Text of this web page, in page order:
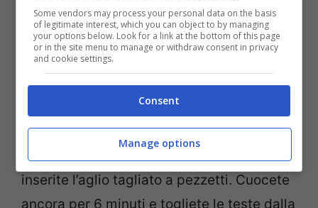
con un cucchiaio di legno, le teste per far
sì che esca tutto il loro succo. Sfumate con
il brandy ed appena evapora la parte
alcolica inserite i pomodorini ed un
mestolo di acqua di cottura.
Fate leggermente ritirare il sughetto ed
inserite l’aglio tagliato a pezzetti. Cuocete
ancora per 6 minuti e togliete le teste dalla
Some vendors may process your personal data on the basis
of legitimate interest, which you can object to by managing
your options below. Look for a link at the bottom of this page
or in the site menu to manage or withdraw consent in privacy
and cookie settings.
Consent
Manage options